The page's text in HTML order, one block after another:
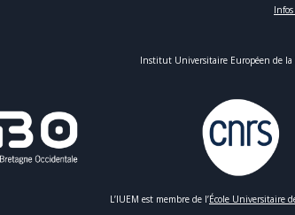
Institut Universitaire Européen de la
L’IUEM est membre de l’École Universitaire